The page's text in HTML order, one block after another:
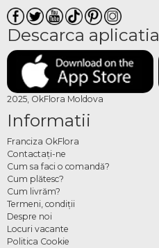
Descarca aplicatia
2025, OkFlora Moldova
Informatii
Franciza OkFlora
Contactaţi-ne
Cum sa faci o comandă?
Cum plătesc?
Cum livrăm?
Termeni, condiţii
Despre noi
Locuri vacante
Politica Cookie